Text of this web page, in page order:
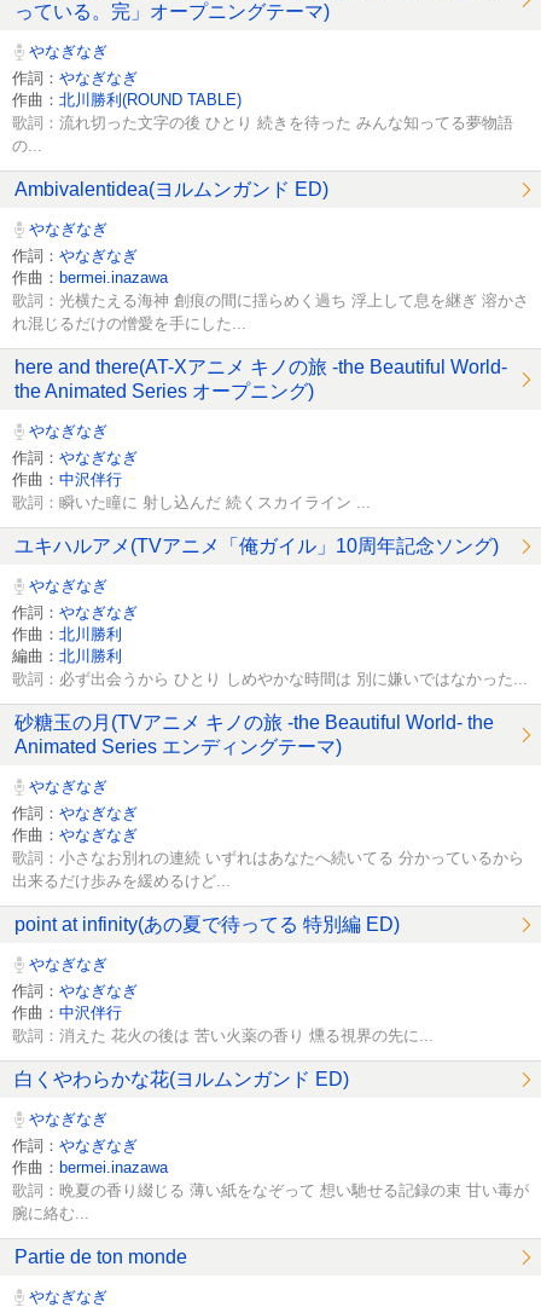
っている。完」オープニングテーマ)
やなぎなぎ
作詞： やなぎなぎ
作曲： 北川勝利(ROUND TABLE)
歌詞：流れ切った文字の後 ひとり 続きを待った みんな知ってる夢物語
の...
Ambivalentidea(ヨルムンガンド ED)
やなぎなぎ
作詞： やなぎなぎ
作曲： bermei.inazawa
歌詞：光横たえる海神 創痕の間に揺らめく過ち 浮上して息を継ぎ 溶かさ
れ混じるだけの憎愛を手にした...
here and there(AT-Xアニメ キノの旅 -the Beautiful World-
the Animated Series オープニング)
やなぎなぎ
作詞： やなぎなぎ
作曲： 中沢伴行
歌詞：瞬いた瞳に 射し込んだ 続くスカイライン ...
ユキハルアメ(TVアニメ「俺ガイル」10周年記念ソング)
やなぎなぎ
作詞： やなぎなぎ
作曲： 北川勝利
編曲： 北川勝利
歌詞：必ず出会うから ひとり しめやかな時間は 別に嫌いではなかった...
砂糖玉の月(TVアニメ キノの旅 -the Beautiful World- the
Animated Series エンディングテーマ)
やなぎなぎ
作詞： やなぎなぎ
作曲： やなぎなぎ
歌詞：小さなお別れの連続 いずれはあなたへ続いてる 分かっているから
出来るだけ歩みを緩めるけど...
point at infinity(あの夏で待ってる 特別編 ED)
やなぎなぎ
作詞： やなぎなぎ
作曲： 中沢伴行
歌詞：消えた 花火の後は 苦い火薬の香り 燻る視界の先に...
白くやわらかな花(ヨルムンガンド ED)
やなぎなぎ
作詞： やなぎなぎ
作曲： bermei.inazawa
歌詞：晩夏の香り綴じる 薄い紙をなぞって 想い馳せる記録の束 甘い毒が
腕に絡む...
Partie de ton monde
やなぎなぎ